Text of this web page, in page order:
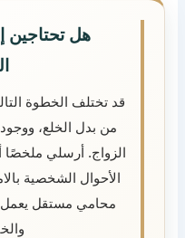
هل تحتاجين
قد تختلف الخطوة
من بدل الخلع،
الزواج. أرسلي ملخصًا
الأحوال الشخصية
محامي مستقل يعمل